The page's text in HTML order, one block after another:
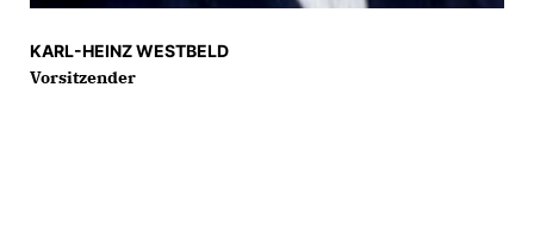
KARL-HEINZ WESTBELD
Vorsitzender